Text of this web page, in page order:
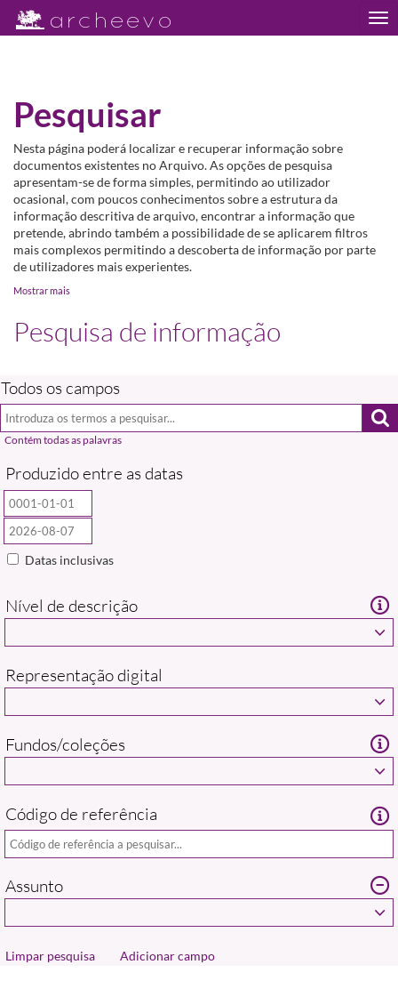
Pesquisar
Nesta página poderá localizar e recuperar informação sobre
documentos existentes no Arquivo. As opções de pesquisa
apresentam-se de forma simples, permitindo ao utilizador
ocasional, com poucos conhecimentos sobre a estrutura da
informação descritiva de arquivo, encontrar a informação que
pretende, abrindo também a possibilidade de se aplicarem filtros
mais complexos permitindo a descoberta de informação por parte
de utilizadores mais experientes.
Mostrar mais
Pesquisa de informação
Todos os campos
Produzido entre as datas
Datas inclusivas
Nível de descrição
Representação digital
Fundos/coleções
Código de referência
Assunto
Adicionar campo